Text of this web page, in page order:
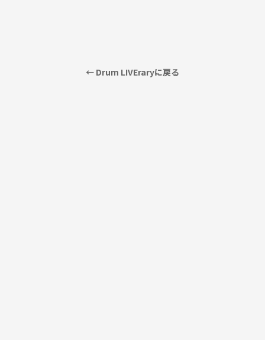
← Drum LIVEraryに戻る